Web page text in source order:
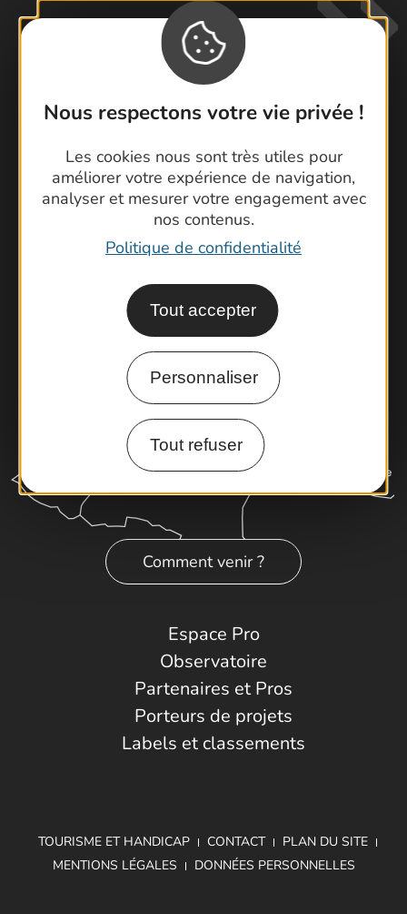
Nous respectons votre vie privée !
Les cookies nous sont très utiles pour
améliorer votre expérience de navigation,
analyser et mesurer votre engagement avec
nos contenus.
Politique de confidentialité
Tout accepter
Personnaliser
Tout refuser
Contactez-nous !
Foire aux questions
Brochures
Cartoguides et Topoguides
Latitude Gard
Comment venir ?
Espace Pro
Observatoire
Partenaires et Pros
Porteurs de projets
Labels et classements
TOURISME ET HANDICAP CONTACT
PLAN DU SITE
MENTIONS LÉGALES
DONNÉES PERSONNELLES